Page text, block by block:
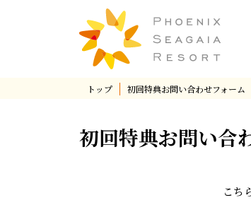
トップ 初回特典お問い合わせフォーム
初回特典お問い合
こち